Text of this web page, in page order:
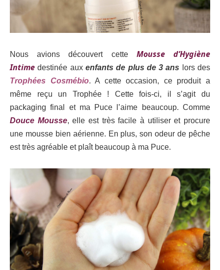
Nous avions découvert cette Mousse d’Hygiène
Intime destinée aux enfants de plus de 3 ans lors des
Trophées Cosmébio. A cette occasion, ce produit a
même reçu un Trophée ! Cette fois-ci, il s’agit du
packaging final et ma Puce l’aime beaucoup. Comme
Douce Mousse, elle est très facile à utiliser et procure
une mousse bien aérienne. En plus, son odeur de pêche
est très agréable et plaît beaucoup à ma Puce.